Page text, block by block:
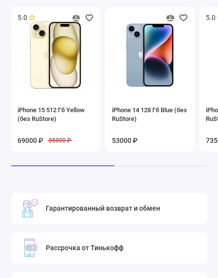
5.0
iPhone 15 512 Гб Yellow
(без RuStore)
69000 ₽ 85000 ₽
iPhone 14 128 Гб Blue (без
RuStore)
53000 ₽
5.0
Гарантированный возврат и обмен
Рассрочка от Тинькофф